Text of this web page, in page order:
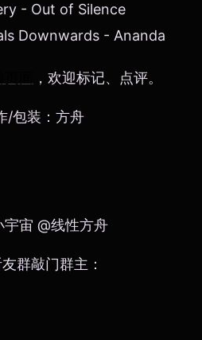
- Out of Silence
Downwards - Ananda
，欢迎标记、点评。
/包装：方舟
宇宙 @线性方舟
群敲门群主：